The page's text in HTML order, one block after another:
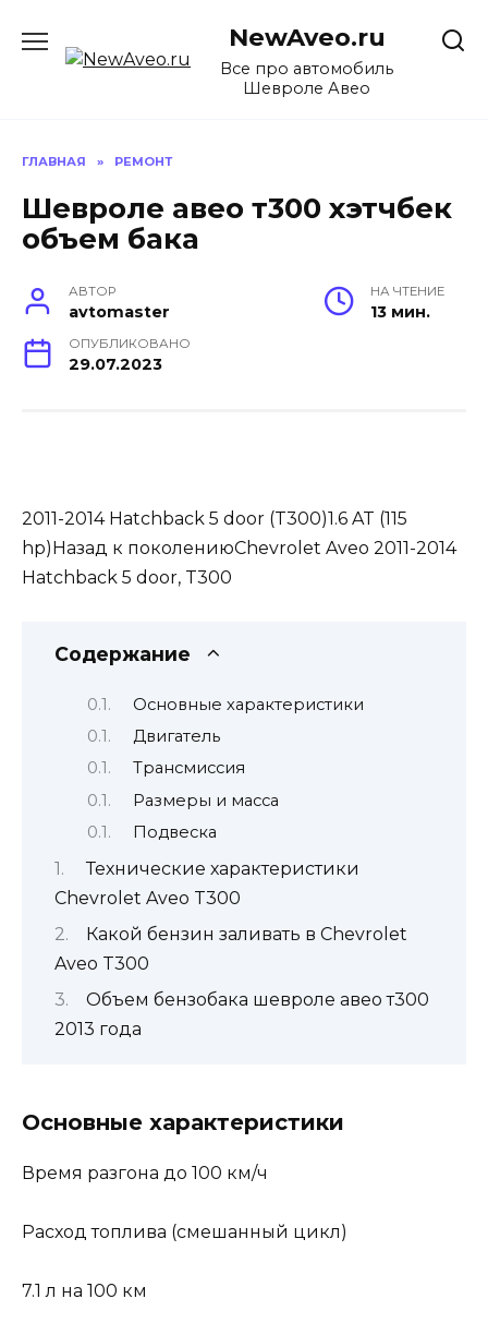
содержанию
NewAveo.ru
Все про автомобиль
Шевроле Авео
ГЛАВНАЯ » РЕМОНТ
Шевроле авео т300 хэтчбек
объем бака
АВТОР
avtomaster
НА ЧТЕНИЕ
13 мин.
ОПУБЛИКОВАНО
29.07.2023
2011-2014 Hatchback 5 door (T300)1.6 AT (115
hp)Назад к поколениюChevrolet Aveo 2011-2014
Hatchback 5 door, T300
Содержание
Основные характеристики
Двигатель
Трансмиссия
Размеры и масса
Подвеска
Технические характеристики
Chevrolet Aveo T300
Какой бензин заливать в Chevrolet
Aveo T300
Объем бензобака шевроле авео т300
2013 года
Основные характеристики
Время разгона до 100 км/ч
Расход топлива (смешанный цикл)
7.1 л на 100 км